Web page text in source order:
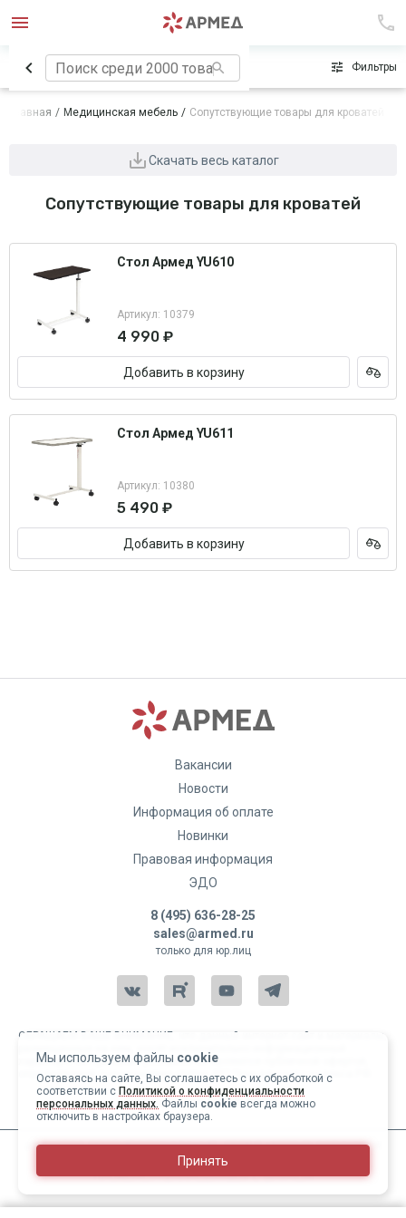
Сначала популярные Фильтры
Главная Медицинская мебель Сопутствующие товары для кроватей
Скачать весь каталог
Сопутствующие товары для кроватей
Стол Армед YU610
Артикул: 10379
4 990 ₽
Добавить в корзину
Стол Армед YU611
Артикул: 10380
5 490 ₽
Добавить в корзину
Мы используем файлы cookie
Оставаясь на сайте, Вы соглашаетесь с их обработкой с
соответствии с Политикой о конфиденциальности
персональных данных. Файлы cookie всегда можно
отключить в настройках браузера.
Принять
Вакансии
Новости
Информация об оплате
Новинки
Правовая информация
ЭДО
8 (495) 636-28-25
sales@armed.ru
только для юр.лиц
ОБРАЩАЕМ ВАШЕ ВНИМАНИЕ, что данный интернет-сайт и материалы,
характер и ни при каких условиях не являются публичной офертой,
определяемой положениями статьи 437 Гражданского кодекса РФ.
Copyright 2004-2026 © Армед
ИМЕЮТСЯ ПРОТИВОПОКАЗАНИЯ, ПЕРЕД ИСПОЛЬЗОВАНИЕМ
НЕОБХОДИМО ОЗНАКОМИТЬСЯ С ИНСТРУКЦИЕЙ И
ПРОКОНСУЛЬТИРОВАТЬСЯ С ВРАЧОМ